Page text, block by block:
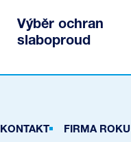
Výběr ochran
slaboproud
KONTAKT FIRMA ROKU